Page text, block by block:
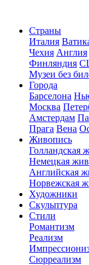
Страны
Италия
Чехия Англия
Финляндия
Музеи без
Города
Барселона
Москва
Амстердам
Прага Вена
Живопись
Голландская
Немецкая
Английская
Норвежская
Художники
Скульптура
Стили
Романтизм
Реализм
Сюрреализм